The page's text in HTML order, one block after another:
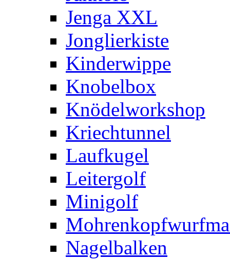
Jenga XXL
Jonglierkiste
Kinderwippe
Knobelbox
Knödelworkshop
Kriechtunnel
Laufkugel
Leitergolf
Minigolf
Nagelbalken